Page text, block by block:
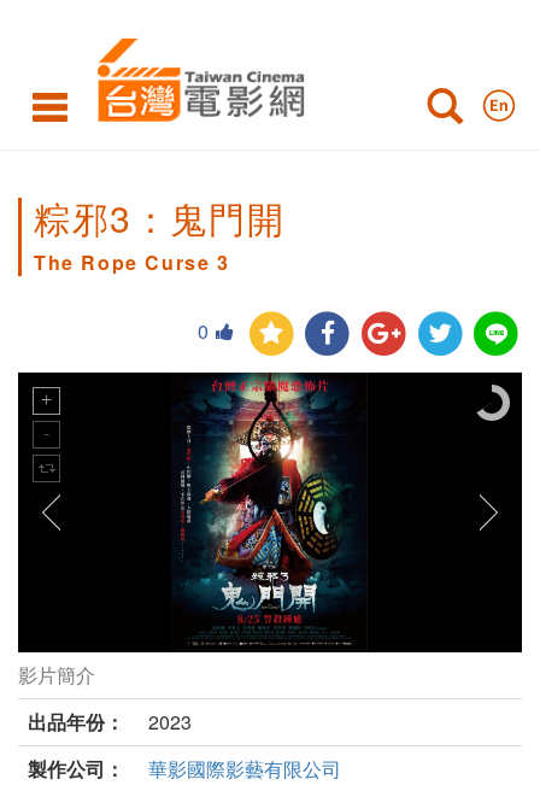
粽邪3：鬼門開
The Rope Curse 3
0
粽邪3：鬼門開劇照
影片簡介
出品年份：
2023
製作公司：
華影國際影藝有限公司